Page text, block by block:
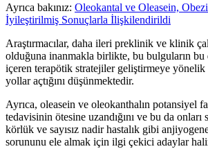
Ayrıca bakınız: Oleokantal ve Oleasein,
İyileştirilmiş Sonuçlarla İlişkilendirildi
Araştırmacılar, daha ileri preklinik ve klinik
olduğuna inanmakla birlikte, bu bulguların
içeren terapötik stratejiler geliştirmeye yönelik
yollar açtığını düşünmektedir.
Ayrıca, oleasein ve oleokanthalın potansiyel
tedavisinin ötesine uzandığını ve bu da onları
körlük ve sayısız nadir hastalık gibi
sorununu ele almak için ilgi çekici adaylar